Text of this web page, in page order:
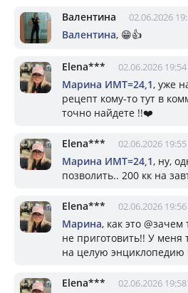
Валентина 02.06.2026
Валентина, 😁👍
Elena*** 02.06.2026 19:54
Марина ИМТ=24,1, уже
рецепт кому-то тут в
точно найдете !!❤️
Elena*** 02.06.2026 19:55
Марина ИМТ=24,1, ну,
позволить.. 200 кк на
Elena*** 02.06.2026 19:56
Марина, как это @зачем
не приготовить!! У меня
на целую энциклопедию
Elena*** 02.06.2026 19:58